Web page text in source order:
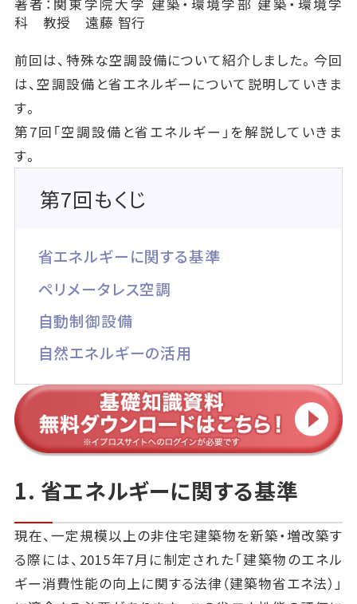
著者：関東学院大学 建築・環境学部 建築・環境学
科 教授 遠藤 智行
前回は、特殊な空調設備について紹介しました。今回
は、空調設備と省エネルギーについて説明していきま
す。
第7回「空調設備と省エネルギー」を解説していきま
す。
第7回もくじ
省エネルギーに関する基準
ペリメータレス空調
自動制御設備
自然エネルギーの活用
1. 省エネルギーに関する基準
現在、一定規模以上の非住宅建築物を新築・増改築す
る際には、2015年7月に制定された「建築物のエネル
ギー消費性能の向上に関する法律（建築物省エネ法）」